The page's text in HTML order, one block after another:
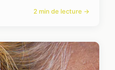
2 min de lecture →